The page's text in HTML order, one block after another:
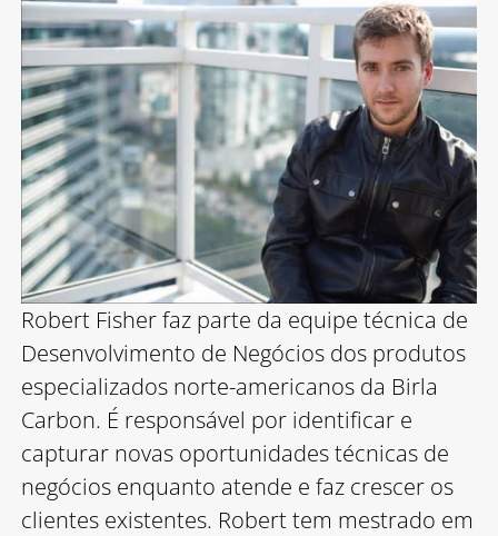
Robert Fisher faz parte da equipe técnica de
Desenvolvimento de Negócios dos produtos
especializados norte-americanos da Birla
Carbon. É responsável por identificar e
capturar novas oportunidades técnicas de
negócios enquanto atende e faz crescer os
clientes existentes. Robert tem mestrado em